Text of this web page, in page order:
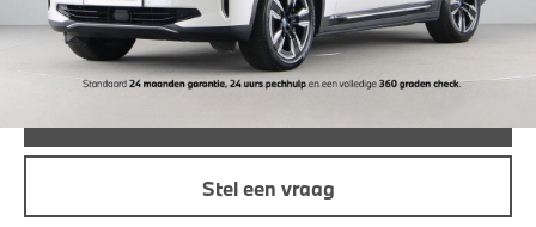
Offerte aanvraag
Stel een vraag